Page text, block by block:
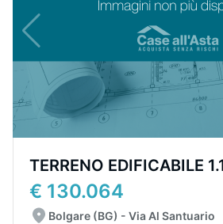
TERRENO EDIFICABILE
€ 130.064
Bolgare (BG) - Via Al Santuario